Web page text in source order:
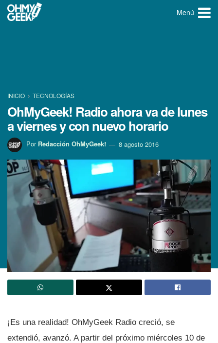
Menú
INICIO TECNOLOGÍ­AS
OhMyGeek! Radio ahora va de lunes
a viernes y con nuevo horario
Por Redacción OhMyGeek! 8 agosto 2016
¡Es una realidad! OhMyGeek Radio creció, se
extendió, avanzó. A partir del próximo miércoles 10 de